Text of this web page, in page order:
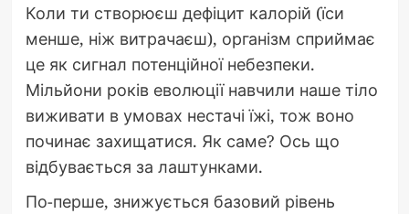
Коли ти створюєш дефіцит калорій (їси
менше, ніж витрачаєш), організм сприймає
це як сигнал потенційної небезпеки.
Мільйони років еволюції навчили наше тіло
виживати в умовах нестачі їжі, тож воно
починає захищатися. Як саме? Ось що
відбувається за лаштунками.
По-перше, знижується базовий рівень